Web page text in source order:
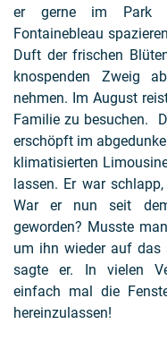
er gerne im Park
Fontainebleau
Duft der frischen
knospenden Zweig
nehmen. Im August
Familie zu besuchen.
erschöpft im
klimatisierten
lassen. Er war
War er nun seit
geworden? Musste
um ihn wieder auf das
sagte er. In vielen
einfach mal die
hereinzulassen!